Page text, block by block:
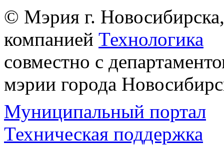
© Мэрия г.
компанией Технологика
совместно с
мэрии города
Муниципальный портал
Техническая поддержка